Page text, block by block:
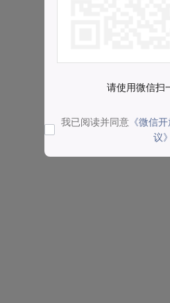
请使用微信扫
我已阅读并同意 《微信
议》